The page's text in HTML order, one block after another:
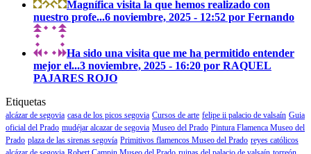
Magnífica visita la que hemos realizado con
nuestro profe...6 noviembre, 2025 - 12:52 por Fernando
Ha sido una visita que me ha permitido entender
mejor el...3 noviembre, 2025 - 16:20 por RAQUEL
PAJARES ROJO
Etiquetas
alcázar de segovia casa de los picos segovia Cursos de arte felipe ii palacio de valsaín Guia
oficial del Prado mudéjar alcazar de segovia Museo del Prado Pintura Flamenca Museo del
Prado plaza de las sirenas segovía Primitivos flamencos Museo del Prado reyes católicos